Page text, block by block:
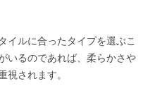
イルに合ったタイプを選ぶこ
いるのであれば、柔らかさや
視されます。